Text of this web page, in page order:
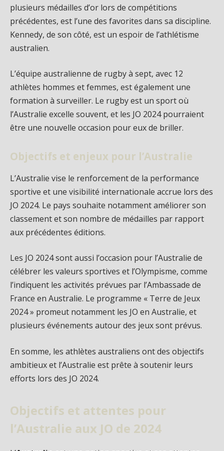
plusieurs médailles d’or lors de compétitions
précédentes, est l’une des favorites dans sa discipline.
Kennedy, de son côté, est un espoir de l’athlétisme
australien.
L’équipe australienne de rugby à sept, avec 12
athlètes hommes et femmes, est également une
formation à surveiller. Le rugby est un sport où
l’Australie excelle souvent, et les JO 2024 pourraient
être une nouvelle occasion pour eux de briller.
Objectifs et enjeux pour l’Australie
L’Australie vise le renforcement de la performance
sportive et une visibilité internationale accrue lors des
JO 2024. Le pays souhaite notamment améliorer son
classement et son nombre de médailles par rapport
aux précédentes éditions.
Les JO 2024 sont aussi l’occasion pour l’Australie de
célébrer les valeurs sportives et l’Olympisme, comme
l’indiquent les activités prévues par l’Ambassade de
France en Australie. Le programme « Terre de Jeux
2024 » promeut notamment les JO en Australie, et
plusieurs événements autour des jeux sont prévus.
En somme, les athlètes australiens ont des objectifs
ambitieux et l’Australie est prête à soutenir leurs
efforts lors des JO 2024.
Objectifs et attentes pour
l’Australie aux JO de 2024